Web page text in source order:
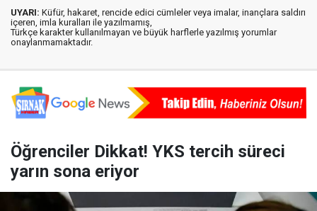
UYARI: Küfür, hakaret, rencide edici cümleler veya imalar, inançlara saldırı
içeren, imla kuralları ile yazılmamış,
Türkçe karakter kullanılmayan ve büyük harflerle yazılmış yorumlar
onaylanmamaktadır.
Öğrenciler Dikkat! YKS tercih süreci
yarın sona eriyor